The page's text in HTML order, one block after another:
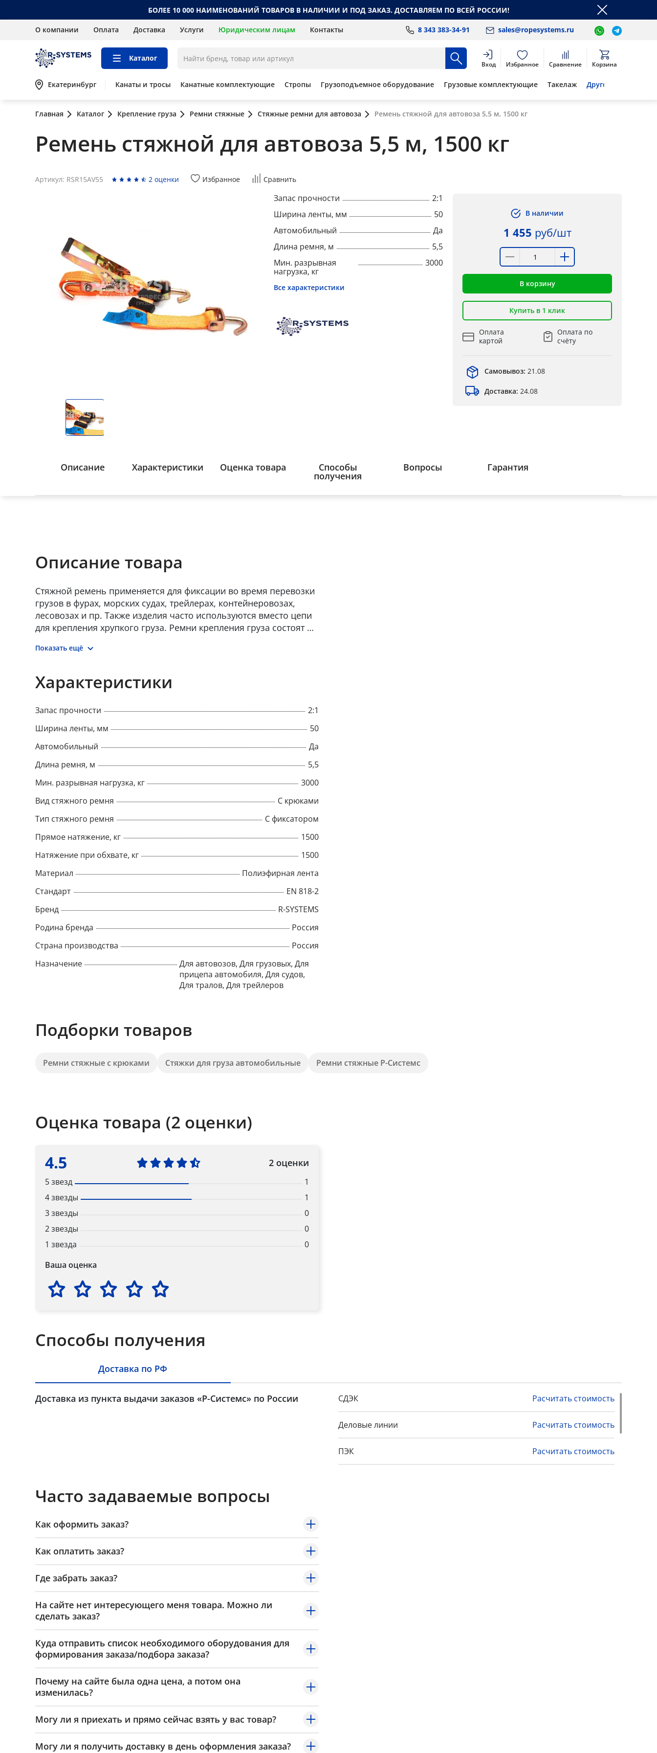
БОЛЕЕ 10 000 НАИМЕНОВАНИЙ ТОВАРОВ В НАЛИЧИИ И ПОД ЗАКАЗ. ДОСТАВЛЯЕМ ПО ВСЕЙ РОССИИ!
О компании Оплата Доставка Услуги Юридическим лицам Контакты 8 343 383-34-91 sales@ropesystems.ru
Каталог
Вход Избранное Сравнение Корзина
Екатеринбург Канаты и тросы Канатные комплектующие Стропы Грузоподъемное оборудование Грузовые комплектующие Такелаж Другое
Главная Каталог Крепление груза Ремни стяжные Стяжные ремни для автовоза Ремень стяжной для автовоза 5,5 м, 1500 кг
Ремень стяжной для автовоза 5,5 м, 1500 кг
Артикул: RSR15AV55 2 оценки Избранное Сравнить
Запас прочности
2:1
Ширина ленты, мм
50
Автомобильный
Да
Длина ремня, м
5,5
Мин. разрывная
нагрузка, кг
3000
Все характеристики
В наличии
1 455 руб/шт
В корзину
Купить в 1 клик
Оплата
картой
Оплата по
счёту
Самовывоз: 21.08
Доставка: 24.08
Описание Характеристики Оценка товара Способы
получения
Вопросы Гарантия
Описание товара
Стяжной ремень применяется для фиксации во время перевозки
грузов в фурах, морских судах, трейлерах, контейнеровозах,
лесовозах и пр. Также изделия часто используются вместо цепи
для крепления хрупкого груза. Ремни крепления груза состоят из
натяжения ленты. Стяжные ремни бывают двух стандартных
другой с крюком. • Кольцевой – один конец с натяжным
механизмов, второй конец свободный. В зависимости от
различной натяжной нагрузкой и определенной длины
Показать ещё
Характеристики
Запас прочности
2:1
Ширина ленты, мм
50
Автомобильный
Да
Длина ремня, м
5,5
Мин. разрывная нагрузка, кг
3000
Вид стяжного ремня
С крюками
Тип стяжного ремня
С фиксатором
Прямое натяжение, кг
1500
Натяжение при обхвате, кг
1500
Материал
Полиэфирная лента
Стандарт
EN 818-2
Бренд
R-SYSTEMS
Родина бренда
Россия
Страна производства
Россия
Назначение
Для автовозов, Для грузовых, Для
прицепа автомобиля, Для судов,
Для тралов, Для трейлеров
Подборки товаров
Ремни стяжные с крюками Стяжки для груза автомобильные Ремни стяжные Р-Системс
Оценка товара (2 оценки)
4.5 2 оценки
5 звезд
1
4 звезды
1
3 звезды
0
2 звезды
0
1 звезда
0
Ваша оценка
Способы получения
Доставка по РФ
Доставка из пункта выдачи заказов «Р-Системс» по России СДЭК Расчитать стоимость
Деловые линии Расчитать стоимость
ПЭК Расчитать стоимость
Часто задаваемые вопросы
Как оформить заказ?
Как оплатить заказ?
Где забрать заказ?
На сайте нет интересующего меня товара. Можно ли
сделать заказ?
Куда отправить список необходимого оборудования для
формирования заказа/подбора заказа?
Почему на сайте была одна цена, а потом она
изменилась?
Могу ли я приехать и прямо сейчас взять у вас товар?
Могу ли я получить доставку в день оформления заказа?
Popup Content